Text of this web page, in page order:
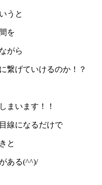
うと
を
がら
繋げていけるのか！？
まいます！！
線になるだけで
と
ある(^^)/